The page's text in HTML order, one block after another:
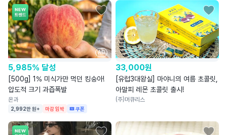
AD
5,985% 달성
[500g] 1% 미식가만 먹던 킹숭아!
압도적 크기 과즙폭발
온과
2,992만 원+ 마감 임박 쿠폰
33,000원
[유럽3대왕실] 마야니의 여름 초콜릿,
아말피 레몬 초콜릿 출시!
(주)머큐리스